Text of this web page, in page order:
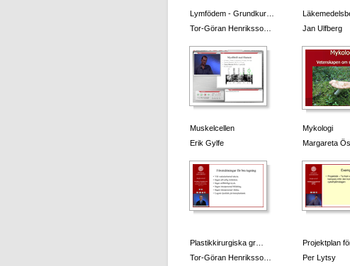
Lymfödem - Grundkur…
Tor-Göran Henriksso…
Jan Ulfberg
Muskelcellen
Erik Gylfe
Mykologi
Margareta
Plastikkirurgiska gr…
Tor-Göran Henriksso…
Projektplan
Per Lytsy